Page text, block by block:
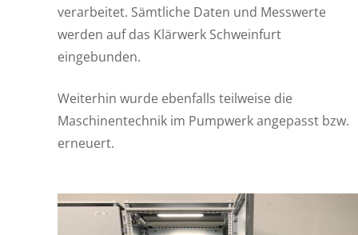
verarbeitet. Sämtliche Daten und Messwerte
werden auf das Klärwerk Schweinfurt
eingebunden.
Weiterhin wurde ebenfalls teilweise die
Maschinentechnik im Pumpwerk angepasst bzw.
erneuert.